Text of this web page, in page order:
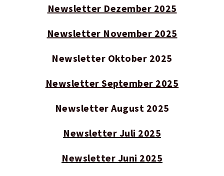
Newsletter Dezember 2025
Newsletter November 2025
Newsletter Oktober 2025
Newsletter September 2025
Newsletter August 2025
Newsletter Juli 2025
Newsletter Juni 2025